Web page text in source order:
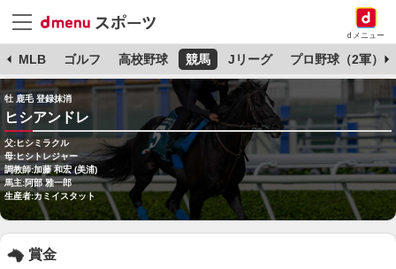
dメニュー
MLB ゴルフ 高校野球 競馬 Jリーグ プロ野球（2軍）
牡 鹿毛 登録抹消
ヒシアンドレ
父:ヒシミラクル
母:ヒシトレジャー
調教師:加藤 和宏 (美浦)
馬主:阿部 雅一郎
生産者:カミイスタット
賞金